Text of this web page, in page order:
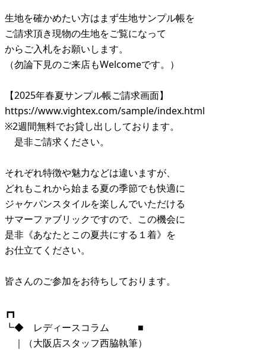
生地を確かめたい方はまず生地サンプル帳を
ご請求頂き現物の生地をご覧になって
からご入札をお願いします。
（勿論下見のご来店もWelcomeです。）
【2025年春夏サンプル帳ご請求画面】
https://www.vightex.com/sample/index.html
※2週間無料でお貸し出ししております。
是非ご請求ください。
それぞれ特徴や魅力などは違いますが、
どれもこれから始まる夏の季節でも快適に
ジャケパンスタイルを楽しんでいただける
サマーファブリックですので、この機会に
是非《あなたとこの夏共にする１着》を
お仕立てください。
皆さんのご参加をお待ちしております。
┏┓
┗◆ レディースコラム ■
｜（大阪店スタッフ西脇執筆）